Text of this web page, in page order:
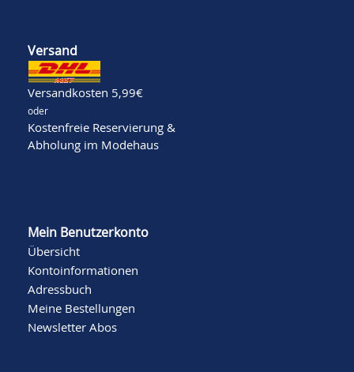
Versand
Versandkosten 5,99€
oder
Kostenfreie Reservierung &
Abholung im Modehaus
Mein Benutzerkonto
Übersicht
Kontoinformationen
Adressbuch
Meine Bestellungen
Newsletter Abos